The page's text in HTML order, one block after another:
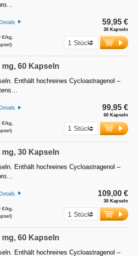
€/kg,
30 Kapseln
59,95 €
60 Kapseln
Enthält hochreines Cycloastragenol –
kg,
60 Kapseln
99,95 €
30 Kapseln
Enthält hochreines Cycloastragenol –
€/kg,
30 Kapseln
109,00 €
60 Kapseln
Enthält hochreines Cycloastragenol –